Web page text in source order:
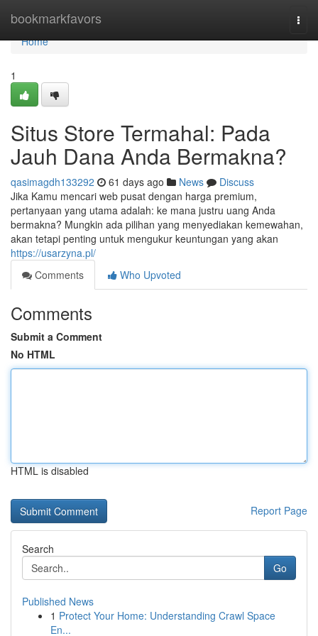
bookmarkfavors
Home
Home
1
Situs Store Termahal: Pada
Jauh Dana Anda Bermakna?
qasimagdh133292 61 days ago News
Discuss
Jika Kamu mencari web pusat dengan harga premium,
pertanyaan yang utama adalah: ke mana justru uang Anda
bermakna? Mungkin ada pilihan yang menyediakan kemewahan,
akan tetapi penting untuk mengukur keuntungan yang akan
https://usarzyna.pl/
Comments
Who Upvoted
Comments
Submit a Comment
No HTML
HTML is disabled
Report Page
Search
Go
Published News
1 Protect Your Home: Understanding Crawl Space
En...